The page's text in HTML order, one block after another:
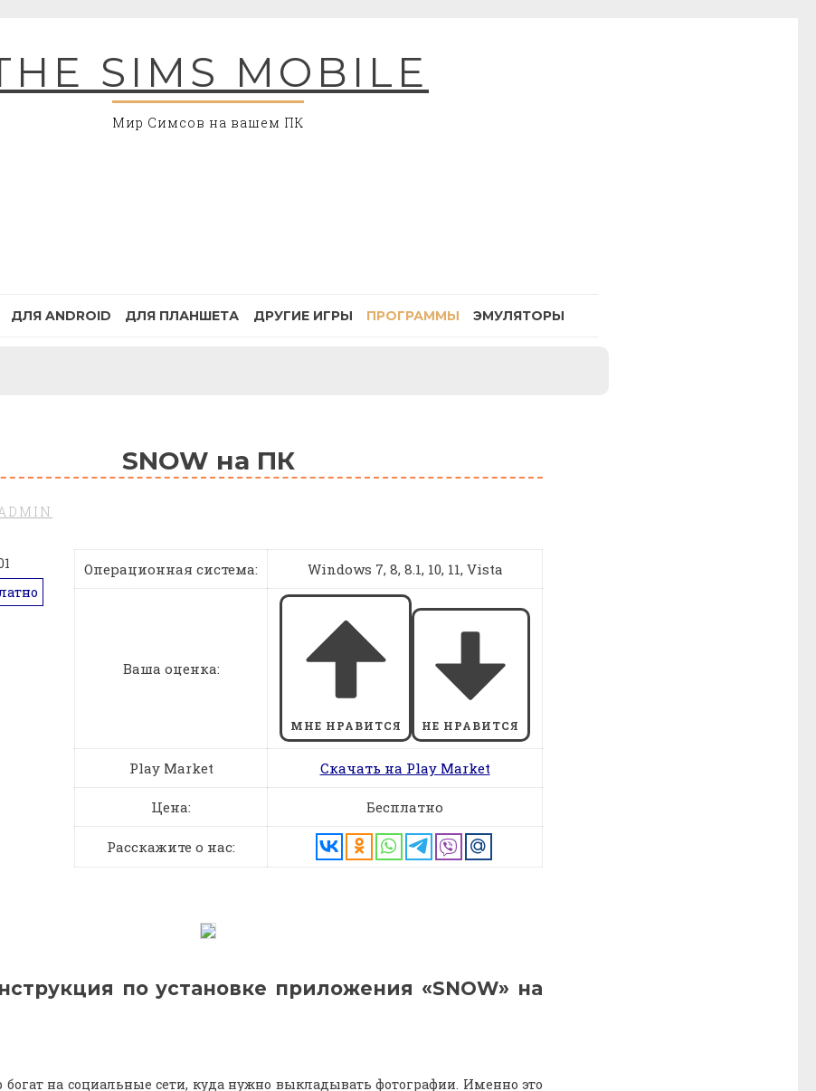
SIMS MOBILE
Мир Симсов на вашем ПК
ДЛЯ ANDROID ДЛЯ ПЛАНШЕТА ДРУГИЕ ИГРЫ ПРОГРАММЫ ЭМУЛЯТОРЫ
SNOW на ПК
Операционная система: Windows 7, 8, 8.1, 10, 11, Vista
Ваша оценка:
МНЕ НРАВИТСЯ НЕ НРАВИТСЯ
Play Market Скачать на Play Market
Цена: Бесплатно
Расскажите о нас:
по установке приложения «SNOW» на
на социальные сети, куда нужно выкладывать фотографии. Именно это